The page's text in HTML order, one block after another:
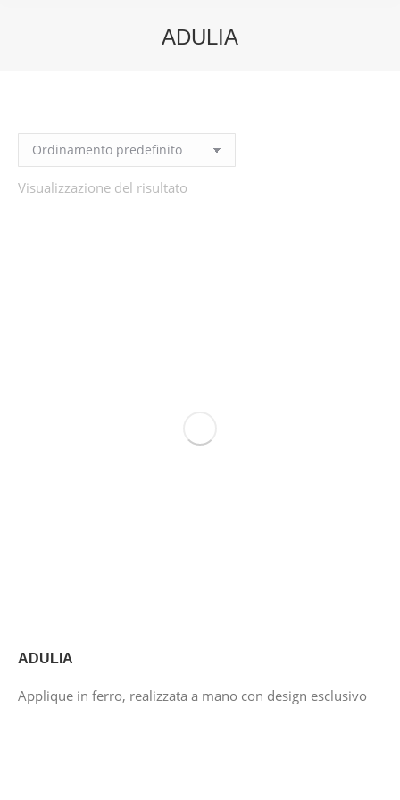
ADULIA
Visualizzazione del risultato
ADULIA
Applique in ferro, realizzata a mano con design esclusivo